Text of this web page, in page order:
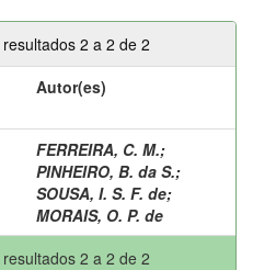
2 a 2 de 2
Autor(es)
FERREIRA, C. M.;
PINHEIRO, B. da S.;
SOUSA, I. S. F. de;
MORAIS, O. P. de
2 a 2 de 2